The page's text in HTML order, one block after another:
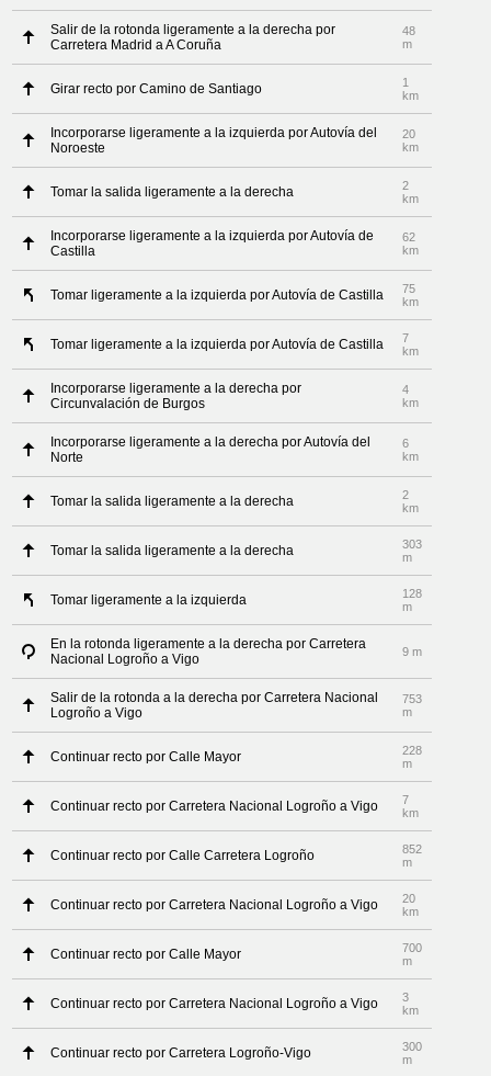
Salir de la rotonda ligeramente a la derecha por
Carretera Madrid a A Coruña
48
m
Girar recto por Camino de Santiago
1
km
Incorporarse ligeramente a la izquierda por Autovía del
Noroeste
20
km
Tomar la salida ligeramente a la derecha
2
km
Incorporarse ligeramente a la izquierda por Autovía de
Castilla
62
km
Tomar ligeramente a la izquierda por Autovía de Castilla
75
km
Tomar ligeramente a la izquierda por Autovía de Castilla
7
km
Incorporarse ligeramente a la derecha por
Circunvalación de Burgos
4
km
Incorporarse ligeramente a la derecha por Autovía del
Norte
6
km
Tomar la salida ligeramente a la derecha
2
km
Tomar la salida ligeramente a la derecha
303
m
Tomar ligeramente a la izquierda
128
m
En la rotonda ligeramente a la derecha por Carretera
Nacional Logroño a Vigo
9 m
Salir de la rotonda a la derecha por Carretera Nacional
Logroño a Vigo
753
m
Continuar recto por Calle Mayor
228
m
Continuar recto por Carretera Nacional Logroño a Vigo
7
km
Continuar recto por Calle Carretera Logroño
852
m
Continuar recto por Carretera Nacional Logroño a Vigo
20
km
Continuar recto por Calle Mayor
700
m
Continuar recto por Carretera Nacional Logroño a Vigo
3
km
Continuar recto por Carretera Logroño-Vigo
300
m